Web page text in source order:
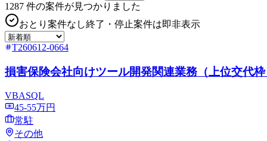
1287 件の案件が見つかりました
おとり案件なし終了・停止案件は即非表示
T260612-0664
損害保険会社向けツール開発関連業務（上位交代
VBASQL
45-55万円
常駐
その他